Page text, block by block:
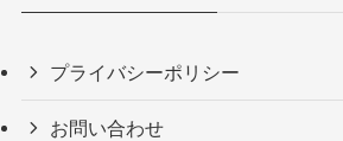
プライバシーポリシー
お問い合わせ